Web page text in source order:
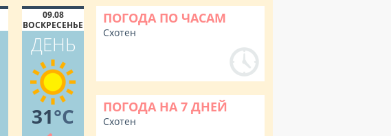
09.08
ВОСКРЕСЕНЬЕ
ДЕНЬ
31°C
ПОГОДА ПО ЧАСАМ
Схотен
ПОГОДА НА 7 ДНЕЙ
Схотен